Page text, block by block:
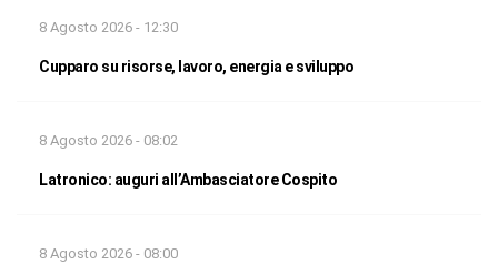
8 Agosto 2026 - 12:30
Cupparo su risorse, lavoro, energia e sviluppo
8 Agosto 2026 - 08:02
Latronico: auguri all’Ambasciatore Cospito
8 Agosto 2026 - 08:00